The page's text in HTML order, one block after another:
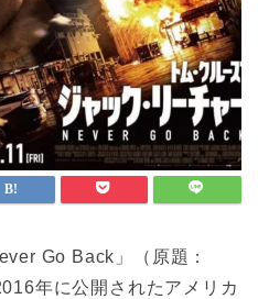
Go Back」（原題：
年に公開されたアメリカ